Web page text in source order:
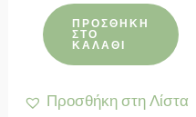
από
5
ΠΡΟΣΘΉΚΗ
ΣΤΟ
ΚΑΛΆΘΙ
Προσθήκη στη Λίστα